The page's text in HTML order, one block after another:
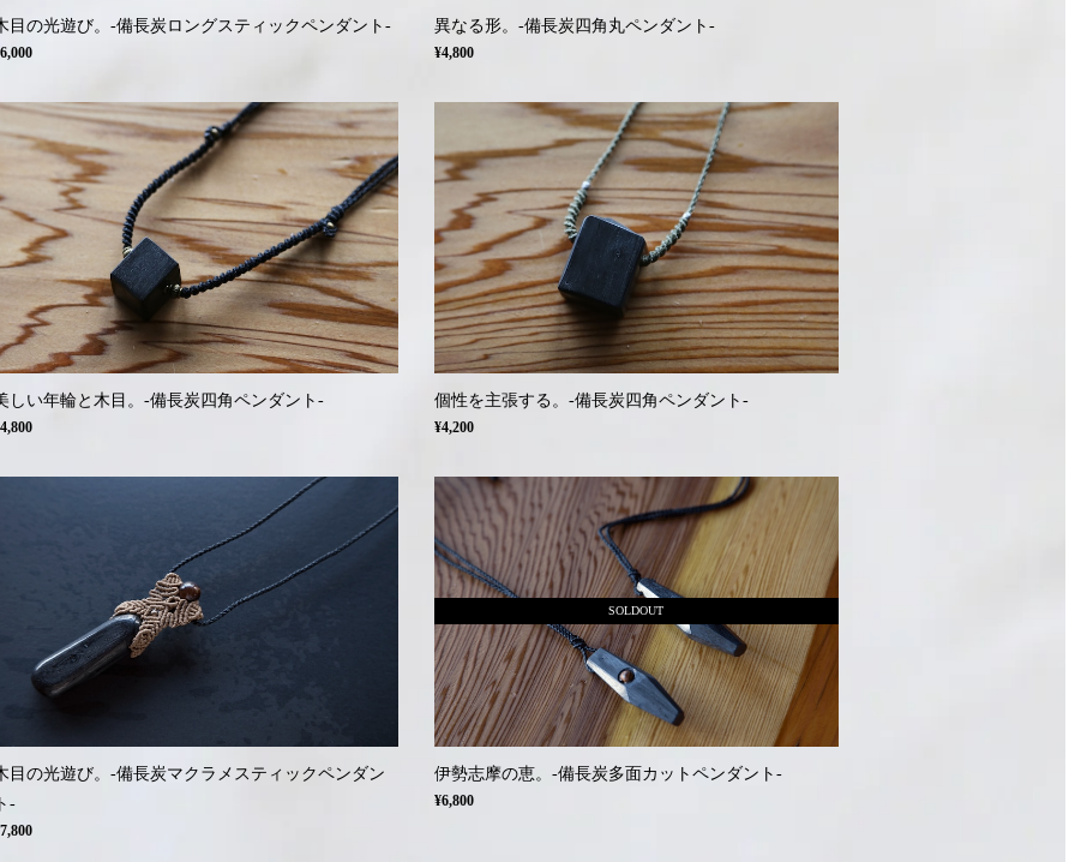
目の光遊び。-備長炭ロングスティックペンダント- 異なる形。-備長炭四角丸ペンダント-
¥4,800
しい年輪と木目。-備長炭四角ペンダント- 個性を主張する。-備長炭四角ペンダント-
¥4,200
目の光遊び。-備長炭マクラメスティックペンダン
-
SOLDOUT
伊勢志摩の恵。-備長炭多面カットペンダント-
¥6,800